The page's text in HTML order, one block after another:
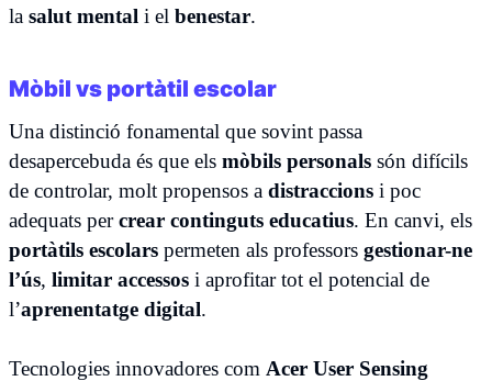
la salut mental i el benestar.
Mòbil vs portàtil escolar
Una distinció fonamental que sovint passa
desapercebuda és que els mòbils personals són difícils
de controlar, molt propensos a distraccions i poc
adequats per crear continguts educatius. En canvi, els
portàtils escolars permeten als professors gestionar-ne
l’ús, limitar accessos i aprofitar tot el potencial de
l’aprenentatge digital.
Tecnologies innovadores com Acer User Sensing